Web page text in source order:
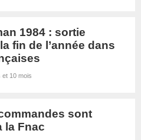
1984 : sortie
fin de l’année dans
et 10 mois
sont
la Fnac